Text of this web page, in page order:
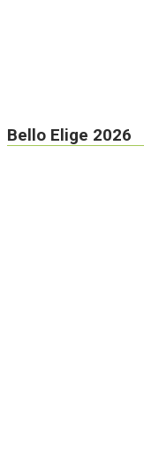
Bello Elige 2026